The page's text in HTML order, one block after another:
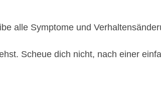
alle Symptome und
Scheue dich nicht, nach einer